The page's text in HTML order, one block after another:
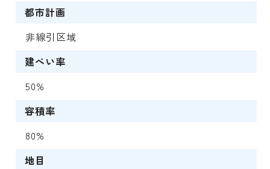
都市計画
非線引区域
建ぺい率
50%
容積率
80%
地目